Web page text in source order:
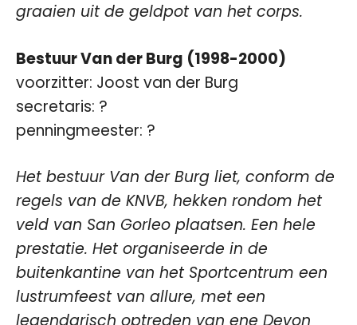
graaien uit de geldpot van het corps.
Bestuur Van der Burg (1998-2000)
voorzitter: Joost van der Burg
secretaris: ?
penningmeester: ?
Het bestuur Van der Burg liet, conform de
regels van de KNVB, hekken rondom het
veld van San Gorleo plaatsen. Een hele
prestatie. Het organiseerde in de
buitenkantine van het Sportcentrum een
lustrumfeest van allure, met een
legendarisch optreden van ene Devon